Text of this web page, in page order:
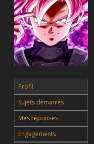
Profil
Sujets démarrés
Mes réponses
Engagements